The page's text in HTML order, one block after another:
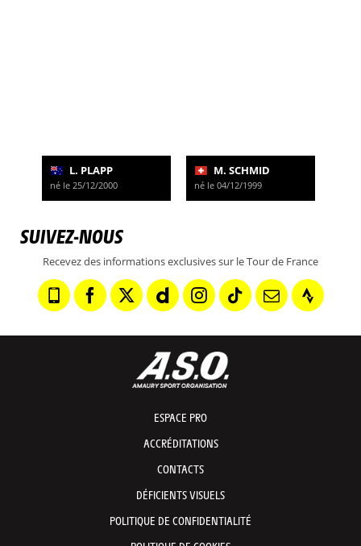
L. PLAPP
né le 25/12/2000
M. SCHMID
né le 04/12/1999
SUIVEZ-NOUS
Recevez des informations exclusives sur le Tour de France
ESPACE PRO
ACCRÉDITATIONS
CONTACTS
DÉFICIENTS VISUELS
POLITIQUE DE CONFIDENTIALITÉ